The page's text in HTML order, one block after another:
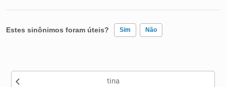
Estes sinônimos foram úteis? Sim Não
Nenhum dos sinônimos apresentados me ajudou
tina